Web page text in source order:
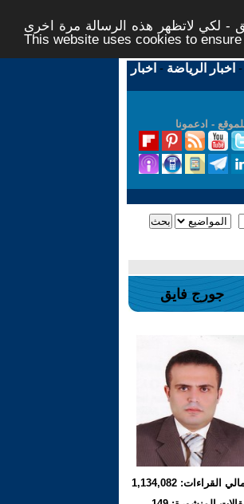
- لكي لاتظهر هذه الرسالة مرة اخرى -
This website uses cookies to
- اخبار الرياضة - اخبار
- ادعمونا
جورج فايق
القراءات: 1,134,082